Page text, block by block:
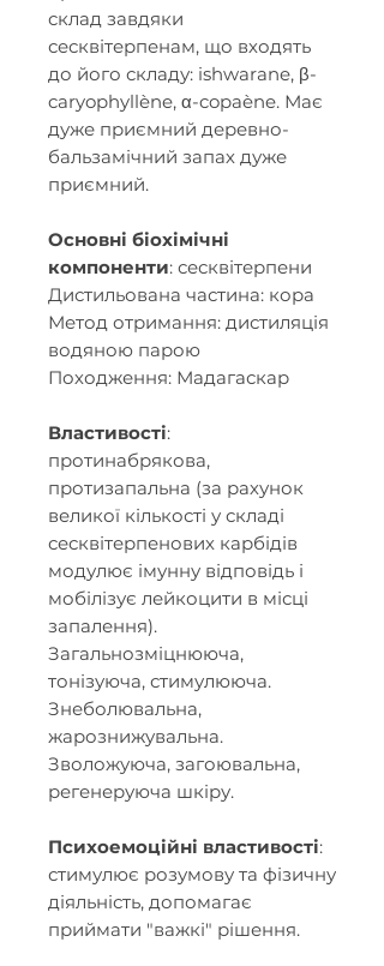
склад завдяки
сесквітерпенам, що входять
до його складу: ishwarane, β-
caryophyllène, α-copaène. Має
дуже приємний деревно-
бальзамічний запах дуже
приємний.
Основні біохімічні
компоненти: сесквітерпени
Дистильована частина: кора
Метод отримання: дистиляція
водяною парою
Походження: Мадагаскар
Властивості:
протинабрякова,
протизапальна (за рахунок
великої кількості у складі
сесквітерпенових карбідів
модулює імунну відповідь і
мобілізує лейкоцити в місці
запалення).
Загальнозміцнююча,
тонізуюча, стимулююча.
Знеболювальна,
жарознижувальна.
Зволожуюча, загоювальна,
регенеруюча шкіру.
Психоемоційні властивості:
стимулює розумову та фізичну
діяльність, допомагає
приймати "важкі" рішення.